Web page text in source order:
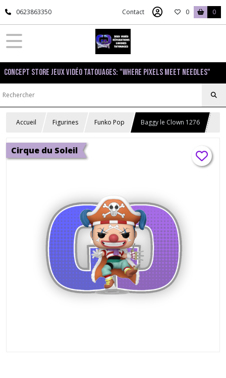
0623863350 Contact 0 0
Concept Store Jeux Vidéo Tatouages: "Where pixels meet needles"
Accueil Figurines Funko Pop Baggy le Clown 1276
Cirque du Soleil